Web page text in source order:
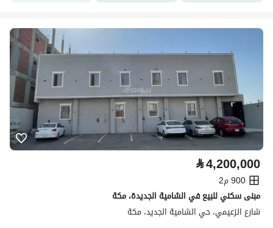
⃁4,200,000
900 م2
مبنى سكني للبيع في الشامية الجديدة، مكة
شارع الزعيمي، حي الشامية الجديد، مكة